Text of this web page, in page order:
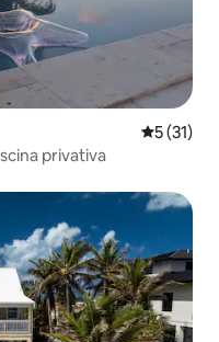
5 de uma
5 (31)
privativa
hóspedes